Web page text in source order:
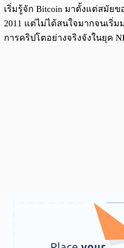
เริ่มรู้จัก Bitcoin มาตั้งแต่สมัยข
2011 แต่ไม่ได้สนใจมากจนเริ่
การคริปโตอย่างจริงจังในยุค